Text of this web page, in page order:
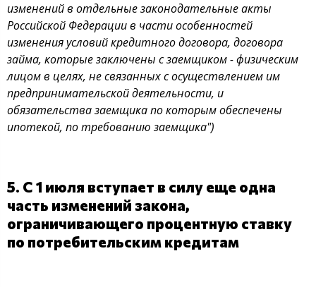
изменений в отдельные законодательные акты
Российской Федерации в части особенностей
изменения условий кредитного договора, договора
займа, которые заключены с заемщиком - физическим
лицом в целях, не связанных с осуществлением им
предпринимательской деятельности, и
обязательства заемщика по которым обеспечены
ипотекой, по требованию заемщика")
5. С 1 июля вступает в силу еще одна
часть изменений закона,
ограничивающего процентную ставку
по потребительским кредитам